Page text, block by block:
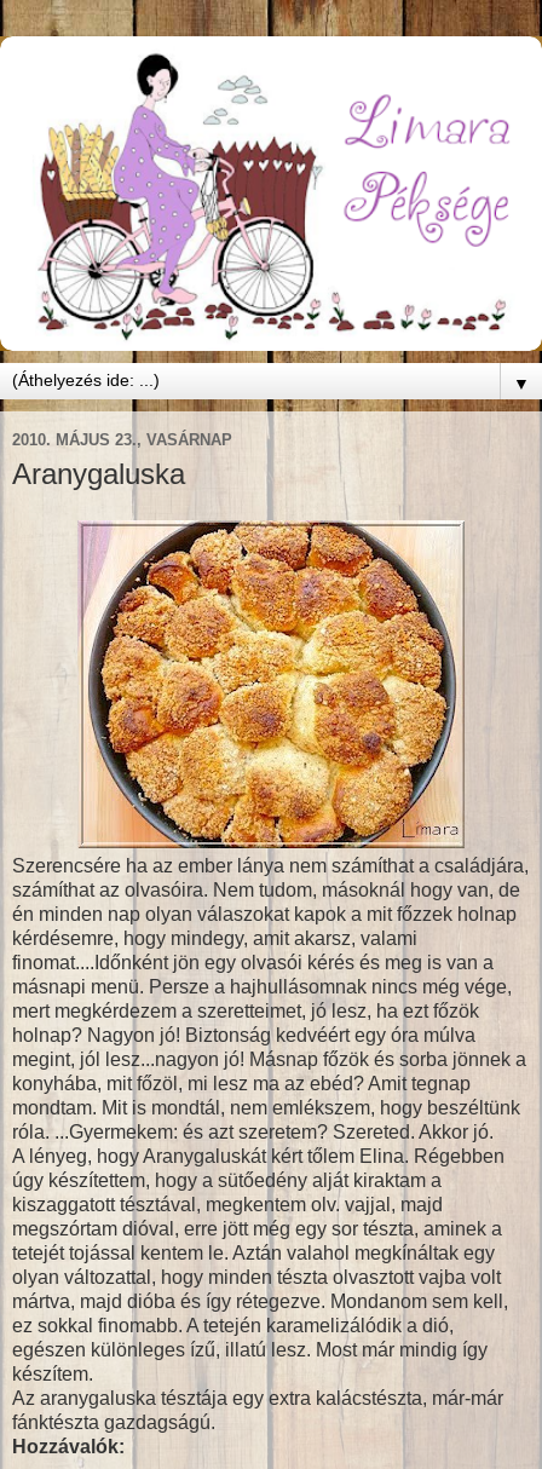
▼
2010. MÁJUS 23., VASÁRNAP
Aranygaluska
Szerencsére ha az ember lánya nem számíthat a családjára,
számíthat az olvasóira. Nem tudom, másoknál hogy van, de
én minden nap olyan válaszokat kapok a mit főzzek holnap
kérdésemre, hogy mindegy, amit akarsz, valami
finomat....Időnként jön egy olvasói kérés és meg is van a
másnapi menü. Persze a hajhullásomnak nincs még vége,
mert megkérdezem a szeretteimet, jó lesz, ha ezt főzök
holnap? Nagyon jó! Biztonság kedvéért egy óra múlva
megint, jól lesz...nagyon jó! Másnap főzök és sorba jönnek a
konyhába, mit főzöl, mi lesz ma az ebéd? Amit tegnap
mondtam. Mit is mondtál, nem emlékszem, hogy beszéltünk
róla. ...Gyermekem: és azt szeretem? Szereted. Akkor jó.
A lényeg, hogy Aranygaluskát kért tőlem Elina. Régebben
úgy készítettem, hogy a sütőedény alját kiraktam a
kiszaggatott tésztával, megkentem olv. vajjal, majd
megszórtam dióval, erre jött még egy sor tészta, aminek a
tetejét tojással kentem le. Aztán valahol megkínáltak egy
olyan változattal, hogy minden tészta olvasztott vajba volt
mártva, majd dióba és így rétegezve. Mondanom sem kell,
ez sokkal finomabb. A tetején karamelizálódik a dió,
egészen különleges ízű, illatú lesz. Most már mindig így
készítem.
Az aranygaluska tésztája egy extra kalácstészta, már-már
fánktészta gazdagságú.
Hozzávalók: